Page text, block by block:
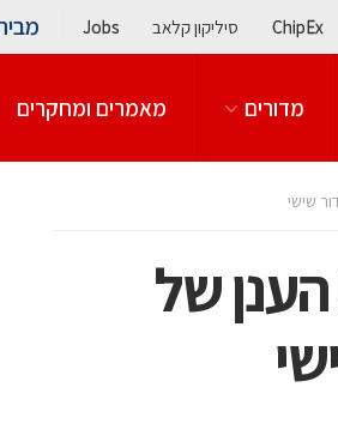
ChipEx סיליקון קלאב Jobs
מדורים מאמרים ומחקרים
שישי
של